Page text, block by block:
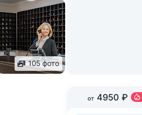
105 фото
от 4950 ₽